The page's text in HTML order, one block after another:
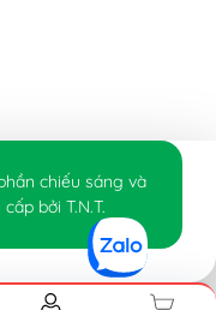
chiếu sáng và
bởi T.N.T.